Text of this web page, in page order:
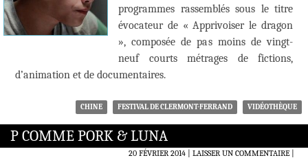
programmes rassemblés sous le titre
évocateur de « Apprivoiser le dragon
», composée de pas moins de vingt-
neuf courts métrages de fictions,
d’animation et de documentaires.
CHINE FESTIVAL DE CLERMONT-FERRAND VIDÉOTHÈQUE
P COMME PORK & LUNA
20 FÉVRIER 2014 LAISSER UN COMMENTAIRE|